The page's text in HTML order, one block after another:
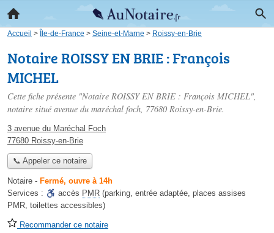
Accueil > Île-de-France > Seine-et-Marne > Roissy-en-Brie
Notaire ROISSY EN BRIE : François
MICHEL
Cette fiche présente "Notaire ROISSY EN BRIE : François MICHEL",
notaire situé avenue du maréchal foch, 77680 Roissy-en-Brie.
3 avenue du Maréchal Foch
77680 Roissy-en-Brie
📞 Appeler ce notaire
Notaire - Fermé, ouvre à 14h
Services :
accès PMR (parking, entrée adaptée, places assises
PMR, toilettes accessibles)
Recommander ce notaire